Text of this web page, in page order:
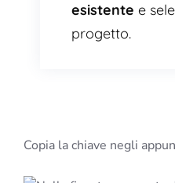
esistente e
progetto.
Copia la chiave negli